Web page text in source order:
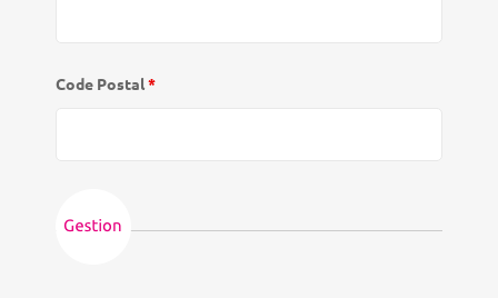
Code Postal*